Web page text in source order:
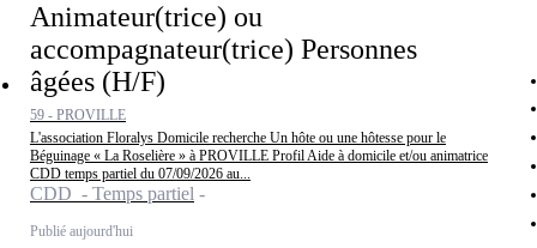
Animateur(trice) ou
accompagnateur(trice) Personnes
âgées (H/F)
59 - PROVILLE
L'association Floralys Domicile recherche Un hôte ou une hôtesse pour le
Béguinage « La Roselière » à PROVILLE Profil Aide à domicile et/ou animatrice
CDD temps partiel du 07/09/2026 au...
CDD - Temps partiel
Publié aujourd'hui